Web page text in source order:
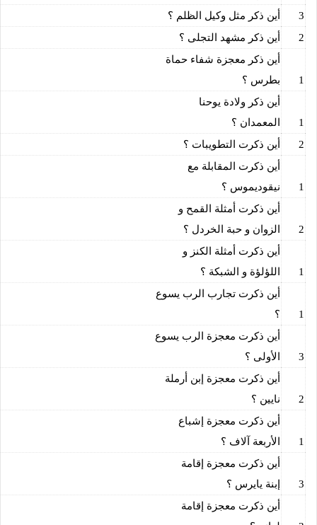
3
أين ذكر مثل وكيل الظلم ؟
2
أين ذكر مشهد التجلى ؟
1
أين ذكر معجزة شفاء حماة
بطرس ؟
1
أين ذكر ولادة يوحنا
المعمدان ؟
2
أين ذكرت التطويبات ؟
1
أين ذكرت المقابلة مع
نيقوديموس ؟
2
أين ذكرت أمثلة القمح و
الزوان و حبة الخردل ؟
1
أين ذكرت أمثلة الكنز و
اللؤلؤة و الشبكة ؟
1
أين ذكرت تجارب الرب يسوع
؟
3
أين ذكرت معجزة الرب يسوع
الأولى ؟
2
أين ذكرت معجزة إبن أرملة
نايين ؟
1
أين ذكرت معجزة إشباع
الأربعة آلاف ؟
3
أين ذكرت معجزة إقامة
إبنة يايرس ؟
أين ذكرت معجزة إقامة